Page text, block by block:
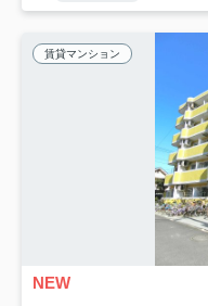
賃貸マンション
NEW